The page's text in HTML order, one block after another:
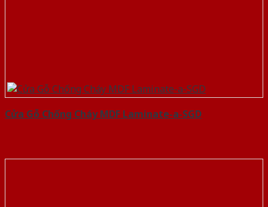
Cửa Gỗ Chống Cháy MDF Laminate-a-SGD